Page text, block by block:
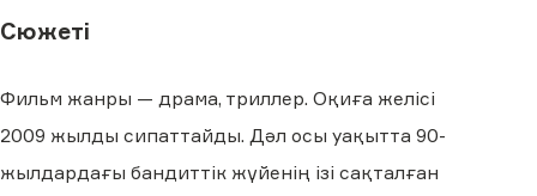
Сюжеті
Фильм жанры — драма, триллер. Оқиға желісі
2009 жылды сипаттайды. Дәл осы уақытта 90-
жылдардағы бандиттік жүйенің ізі сақталған